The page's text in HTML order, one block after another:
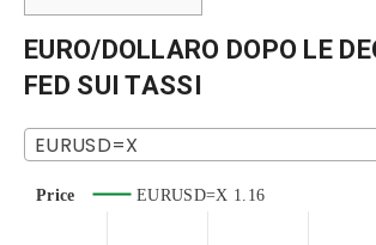
EURO/DOLLARO DOPO LE
FED SUI TASSI
EURUSD=X
Price EURUSD=X 1.16